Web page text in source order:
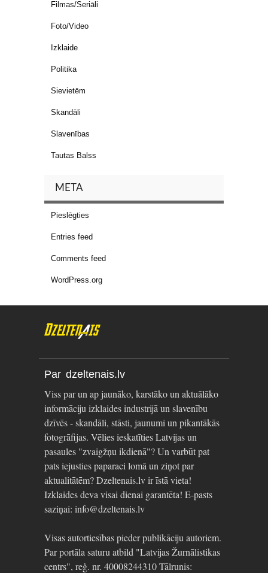
Filmas/Seriāli
Foto/Video
Izklaide
Politika
Sievietēm
Skandāli
Slavenības
Tautas Balss
META
Pieslēgties
Entries feed
Comments feed
WordPress.org
Par dzeltenais.lv
Viss par un ap jaunāko, karstāko un aktuālāko
informāciju izklaides industrijā un slavenību
dzīvēs - skandāli, stāsti, jaunumi un pikantākās
fotogrāfijas. Vēlies ieskatīties Latvijas un
pasaules "zvaigžņu ikdienā"? Un varbūt pat
pats iejusties paparaci lomā un ziņot par
aktualitātēm? Dzeltenais.lv ir īstā vieta!
Izklaides deva visai dienai garantēta! E-pasts
saziņai: info@dzeltenais.lv
Visas autortiesības pieder publikāciju autoriem.
Par portāla saturu atbild "Latvijas Žurnālistikas
centrs", reģ. nr. 40008244310 Tālrunis: